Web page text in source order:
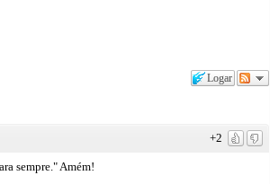
Logar
+2
sempre." Amém!